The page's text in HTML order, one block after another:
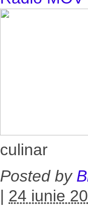
culinar
Posted by
| 24 iunie